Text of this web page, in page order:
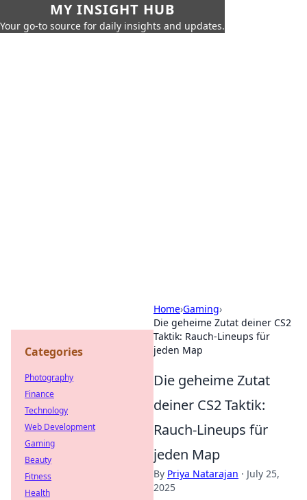
MY INSIGHT HUB
Your go-to source for daily insights and updates.
Home›Gaming›
Die geheime Zutat deiner CS2
Taktik: Rauch-Lineups für
jeden Map
Die geheime Zutat
deiner CS2 Taktik:
Rauch-Lineups für
jeden Map
By Priya Natarajan · July 25,
2025
Categories
Photography
Finance
Technology
Web Development
Gaming
Beauty
Fitness
Health